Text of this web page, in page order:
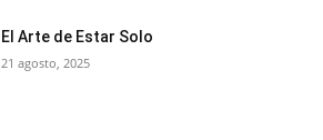
El Arte de Estar Solo
21 agosto, 2025